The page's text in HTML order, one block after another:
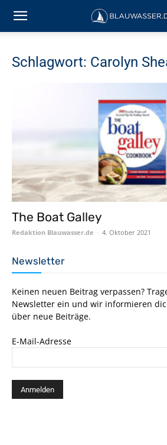
Schlagwort: Carolyn
The Boat Galley
Redaktion Blauwasser.de - 4. Oktober 2021
Newsletter
Keinen neuen Beitrag verpassen?
Newsletter ein und wir informieren
über neue Beiträge.
E-Mail-Adresse